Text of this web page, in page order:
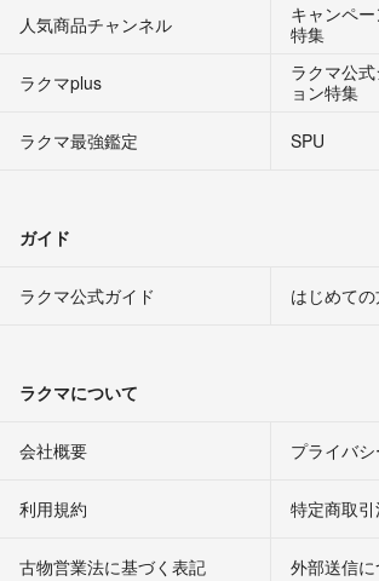
人気商品チャンネル
キャンペ
特集
ラクマplus
ラクマ公
ョン特集
ラクマ最強鑑定
SPU
ガイド
ラクマ公式ガイド はじめて
ラクマについて
会社概要 プライバ
利用規約 特定商取
古物営業法に基づく表記 外部送信